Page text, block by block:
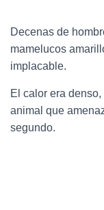
Decenas de
mamelucos
implacable.
El calor era
animal que
segundo.